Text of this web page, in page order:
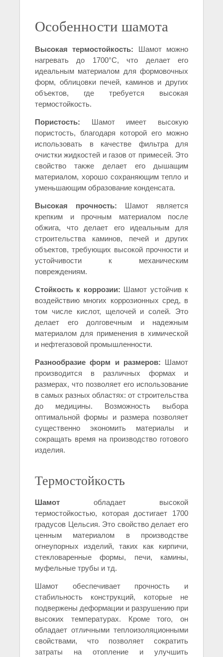
Особенности шамота
Высокая термостойкость: Шамот можно
нагревать до 1700°C, что делает его
идеальным материалом для формовочных
форм, облицовки печей, каминов и других
объектов, где требуется высокая
термостойкость.
Пористость: Шамот имеет высокую
пористость, благодаря которой его можно
использовать в качестве фильтра для
очистки жидкостей и газов от примесей. Это
свойство также делает его дышащим
материалом, хорошо сохраняющим тепло и
уменьшающим образование конденсата.
Высокая прочность: Шамот является
крепким и прочным материалом после
обжига, что делает его идеальным для
строительства каминов, печей и других
объектов, требующих высокой прочности и
устойчивости к механическим
повреждениям.
Стойкость к коррозии: Шамот устойчив к
воздействию многих коррозионных сред, в
том числе кислот, щелочей и солей. Это
делает его долговечным и надежным
материалом для применения в химической
и нефтегазовой промышленности.
Разнообразие форм и размеров: Шамот
производится в различных формах и
размерах, что позволяет его использование
в самых разных областях: от строительства
до медицины. Возможность выбора
оптимальной формы и размера позволяет
существенно экономить материалы и
сокращать время на производство готового
изделия.
Термостойкость
Шамот обладает высокой
термостойкостью, которая достигает 1700
градусов Цельсия. Это свойство делает его
ценным материалом в производстве
огнеупорных изделий, таких как кирпичи,
стекловаренные формы, печи, камины,
муфельные трубы и тд.
Шамот обеспечивает прочность и
стабильность конструкций, которые не
подвержены деформации и разрушению при
высоких температурах. Кроме того, он
обладает отличными теплоизоляционными
свойствами, что позволяет сократить
затраты на отопление и улучшить